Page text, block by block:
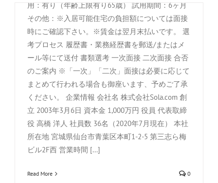
用：有り（年齢上限有り65歳） 試用期間：6ヶ月
その他：※入居可能住宅の負担額については面接
時にご確認下さい。※賃金は翌月末払いです。 選
考プロセス 履歴書・業務経歴書を郵送/またはメ
ール等にて送付 書類選考 一次面接 二次面接 合否
のご案内 ※「一次」「二次」面接は必要に応じて
まとめて行われる場合も御座います、予めご了承
ください。 企業情報 会社名 株式会社Sola.com 創
立 2003年3月6日 資本金 1,000万円 役員 代表取締
役 高橋 洋人 社員数 36名（2020年7月現在） 本社
所在地 宮城県仙台市青葉区本町1-2-5 第三志ら梅
ビル2F西 営業時間 [...]
Read More 0
By 株式会社Sola.com | 8月 15th, 2019 | アルバイト求人 ,求人
情報
簡単なソフトウェアの操作、データ入力等の業務
分野でアルバイトにて業務をしていただける方を
募集しております。専門的な技能等は必要ありま
せん、お気軽にご応募ください。 基本給：900-
1,000円/時給(操作スキル、スピードなどにより勘
案)交通費：実費支給（上限400円/日)必要資格・
スキル：以下のいずれかa)ビジネスレベルのタイ
ピング能力b)Twitter,FacebookなどいずれかのSNS
についての知識、利用経験勤務日：平日16:00〜
学校のあと18:00〜21:00まで3時間勤務(時給900
プログラマー見習い・テスター
人情報
Java,PHP,Python等 関係プロジェクトの拡大によ
り、新規ソフトウェア開発、既存システムのアッ
ています。ソフトウェア・システムの品質管理、